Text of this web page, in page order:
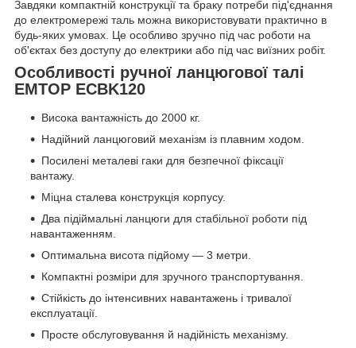
Завдяки компактній конструкції та браку потреби під'єднання
до електромережі таль можна використовувати практично в
будь-яких умовах. Це особливо зручно під час роботи на
об'єктах без доступу до електрики або під час виїзних робіт.
Особливості ручної ланцюгової талі
EMTOP ECBK120
Висока вантажність до 2000 кг.
Надійний ланцюговий механізм із плавним ходом.
Посилені металеві гаки для безпечної фіксації
вантажу.
Міцна сталева конструкція корпусу.
Два підіймальні ланцюги для стабільної роботи під
навантаженням.
Оптимальна висота підйому — 3 метри.
Компактні розміри для зручного транспортування.
Стійкість до інтенсивних навантажень і тривалої
експлуатації.
Просте обслуговування й надійність механізму.